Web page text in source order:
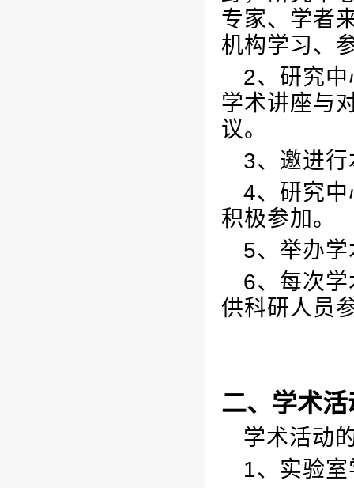
专家、学者
机构学习、
2、研究
学术讲座与
议。
3、邀进
4、研究
积极参加。
5、举办
6、每次
供科研人员
二、学术
学术活动
1、实验